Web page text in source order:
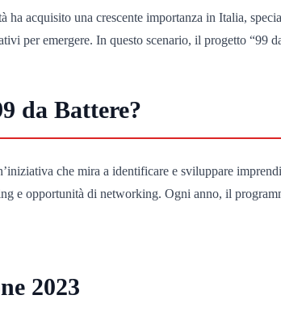
acquisito una crescente importanza in Italia,
per emergere. In questo scenario, il progetto “99
da Battere?
che mira a identificare e sviluppare
e opportunità di networking. Ogni anno, il
2023